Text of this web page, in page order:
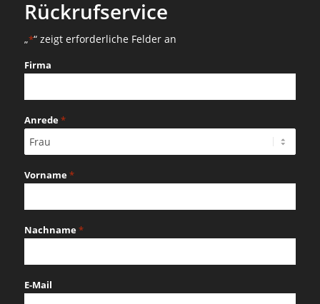
Rückrufservice
„*“ zeigt erforderliche Felder an
Firma
Anrede*
Vorname*
Nachname*
E-Mail